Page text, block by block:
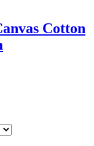
Cotton